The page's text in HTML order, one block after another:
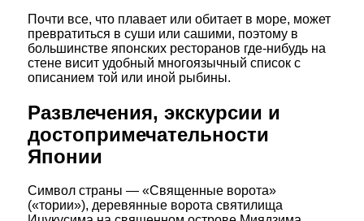
Почти все, что плавает или обитает в море, может
превратиться в суши или сашими, поэтому в
большинстве японских ресторанов где-нибудь на
стене висит удобный многоязычный список с
описанием той или иной рыбины.
Развлечения, экскурсии и
достопримечательности
Японии
Символ страны — «Священные ворота»
(«тории»), деревянные ворота святилища